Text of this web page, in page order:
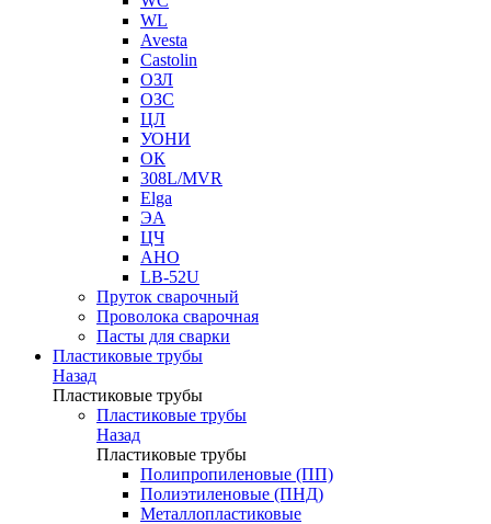
WL
Avesta
Castolin
ОЗЛ
ОЗС
ЦЛ
УОНИ
ОК
308L/MVR
Elga
ЭА
ЦЧ
АНО
LB-52U
Пруток сварочный
Проволока сварочная
Пасты для сварки
Пластиковые трубы
Назад
Пластиковые трубы
Пластиковые трубы
Назад
Пластиковые трубы
Полипропиленовые (ПП)
Полиэтиленовые (ПНД)
Металлопластиковые